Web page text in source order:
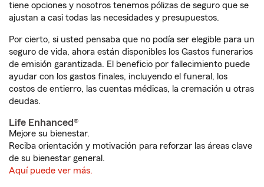
tiene opciones y nosotros tenemos pólizas de seguro que se
ajustan a casi todas las necesidades y presupuestos.
Por cierto, si usted pensaba que no podía ser elegible para un
seguro de vida, ahora están disponibles los Gastos funerarios
de emisión garantizada. El beneficio por fallecimiento puede
ayudar con los gastos finales, incluyendo el funeral, los
costos de entierro, las cuentas médicas, la cremación u otras
deudas.
Life Enhanced®
Mejore su bienestar.
Reciba orientación y motivación para reforzar las áreas clave
de su bienestar general.
Aquí puede ver más.